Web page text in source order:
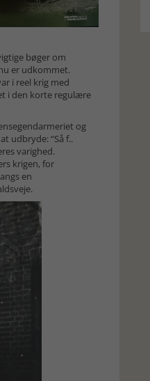
bøger om
er udkommet.
i reel krig med
i den korte regulære
og
udbryde: “Så f..
varighed.
krigen, for
en